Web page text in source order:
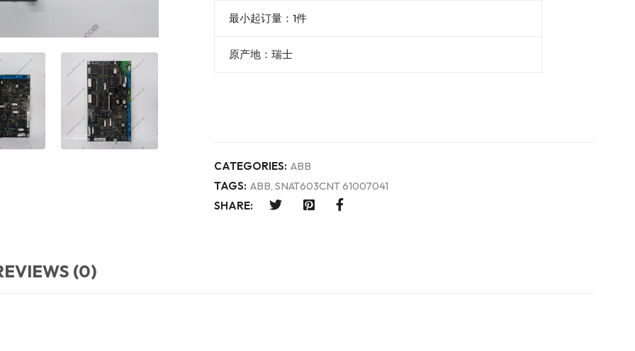
最小起订量：1件
原产地：瑞士
CATEGORIES: ABB
TAGS: ABB, SNAT603CNT 61007041
SHARE:
(0)